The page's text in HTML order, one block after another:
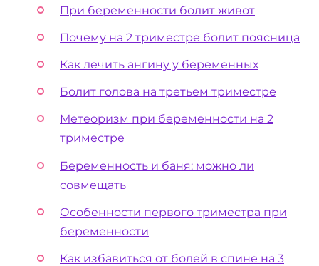
При беременности болит живот
Почему на 2 триместре болит поясница
Как лечить ангину у беременных
Болит голова на третьем триместре
Метеоризм при беременности на 2
триместре
Беременность и баня: можно ли
совмещать
Особенности первого триместра при
беременности
Как избавиться от болей в спине на 3